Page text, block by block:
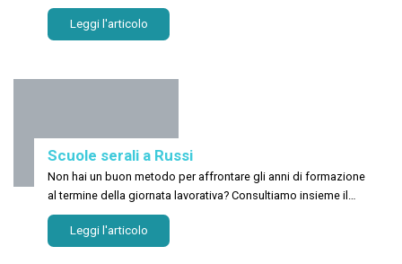
buona idea iscriversi a un corso privato!
Leggi l'articolo
Scuole serali a Russi
Non hai un buon metodo per affrontare gli anni di formazione
al termine della giornata lavorativa? Consultiamo insieme il
meglio delle sedi scolastiche a Russi!
Leggi l'articolo